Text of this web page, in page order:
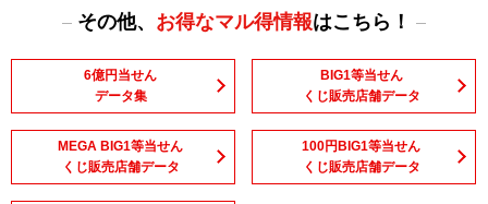
その他、 お得なマル得情報はこちら！
6億円当せん
データ集
BIG1等当せん
くじ販売店舗データ
MEGA BIG1等当せん
くじ販売店舗データ
100円BIG1等当せん
くじ販売店舗データ